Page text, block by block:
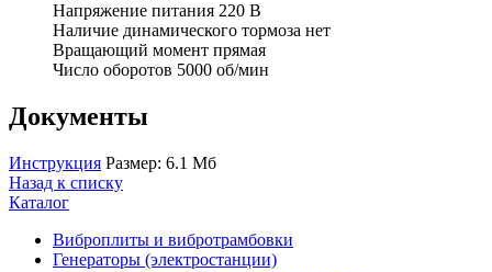
Напряжение питания 220 В
Наличие динамического тормоза нет
Вращающий момент прямая
Число оборотов 5000 об/мин
Документы
Инструкция Размер: 6.1 Мб
Назад к списку
Каталог
Виброплиты и вибротрамбовки
Генераторы (электростанции)